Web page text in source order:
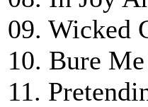
09. Wicked
10. Bure
11.